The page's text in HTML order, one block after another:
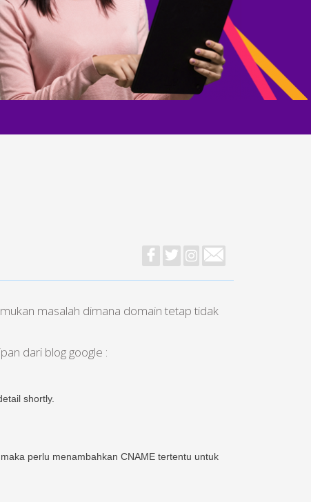
masalah dimana domain tetap tidak
dari blog google :
shortly.
perlu menambahkan CNAME tertentu untuk